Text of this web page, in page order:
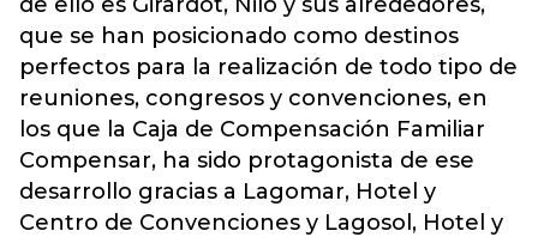
que se han posicionado como destinos
perfectos para la realización de todo tipo de
reuniones, congresos y convenciones, en
los que la Caja de Compensación Familiar
Compensar, ha sido protagonista de ese
desarrollo gracias a Lagomar, Hotel y
Centro de Convenciones y Lagosol, Hotel y